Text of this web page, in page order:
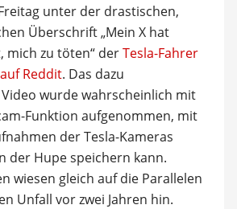
unter der drastischen,
Überschrift „Mein X hat
mich zu töten“ derTesla-Fahrer
Reddit. Das dazu
wurde wahrscheinlich mit
Funktion aufgenommen, mit
der Tesla-Kameras
der Hupe speichern kann.
wiesen gleich auf die Parallelen
Unfall vor zwei Jahren hin.